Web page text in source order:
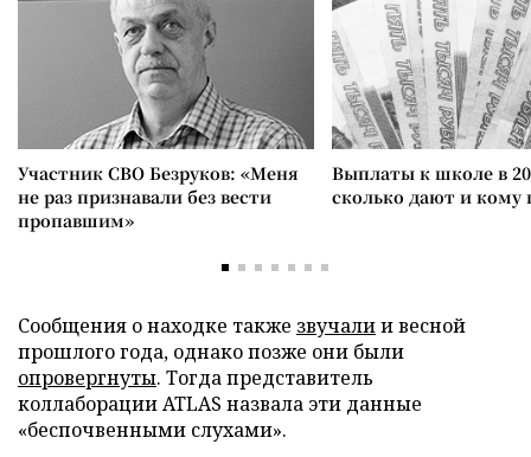
Участник СВО Безруков: «Меня
не раз признавали без вести
пропавшим»
Выплаты к школе в
сколько дают и
Сообщения о находке также звучалии весной
прошлого года, однако позже они были
опровергнуты. Тогда представитель
коллаборации ATLAS назвала эти данные
«беспочвенными слухами».